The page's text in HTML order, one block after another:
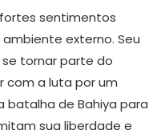
sentimentos
externo. Seu
tornar parte do
com a luta por um
batalha de Bahiya para
sua liberdade e